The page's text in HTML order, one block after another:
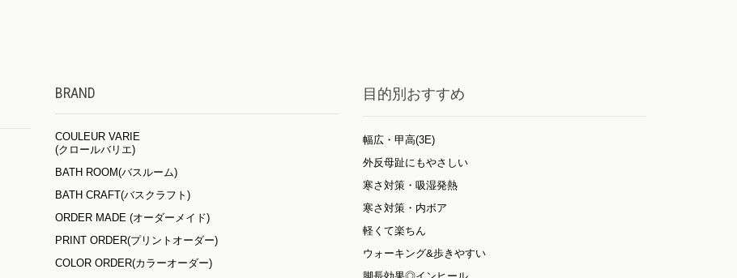
BRAND
COULEUR VARIE
(クロールバリエ)
BATH ROOM(バスルーム)
BATH CRAFT(バスクラフト)
ORDER MADE (オーダーメイド)
PRINT ORDER(プリントオーダー)
COLOR ORDER(カラーオーダー)
目的別おすすめ
幅広・甲高(3E)
外反母趾にもやさしい
寒さ対策・吸湿発熱
寒さ対策・内ボア
軽くて楽ちん
ウォーキング&歩きやすい